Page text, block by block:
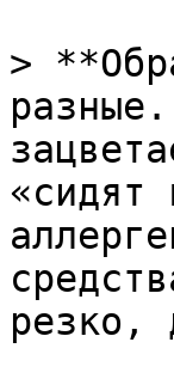
>
«сидят
резко,